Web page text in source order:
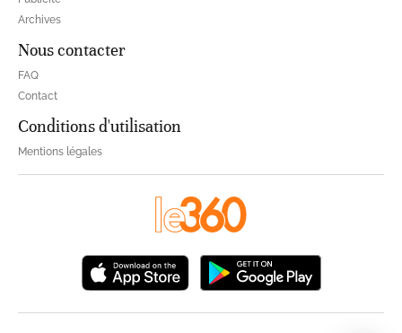
Archives
Nous contacter
FAQ
Contact
Conditions d'utilisation
Mentions légales